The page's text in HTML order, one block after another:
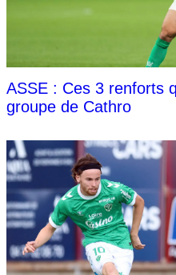
ASSE : Ces 3 renforts
groupe de Cathro